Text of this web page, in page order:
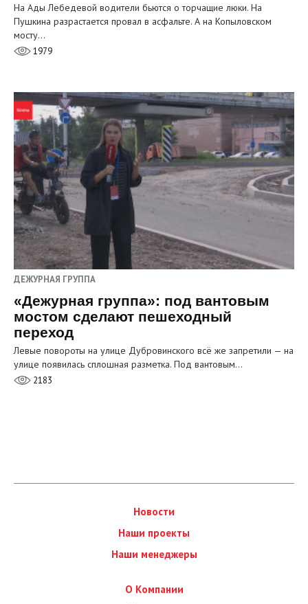
На Ады Лебедевой водители бьются о торчащие люки. На
Пушкина разрастается провал в асфальте. А на Копыловском
мосту…
1979
ДЕЖУРНАЯ ГРУППА
«Дежурная группа»: под вантовым
мостом сделают пешеходный
переход
Левые повороты на улице Дубровинского всё же запретили — на
улице появилась сплошная разметка. Под вантовым…
2183
Новости
Наши проекты
Наши менеджеры
О Компании